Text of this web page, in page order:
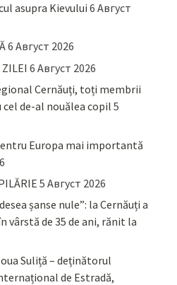
asupra Kievului 6 Август
6 Август 2026
ZILEI 6 Август 2026
Cernăuți, toți membrii
de-al nouălea copil 5
Europa mai importantă
5 Август 2026
șanse nule”: la Cernăuți a
de 35 de ani, rănit la
Suliță – deținătorul
de Estradă,